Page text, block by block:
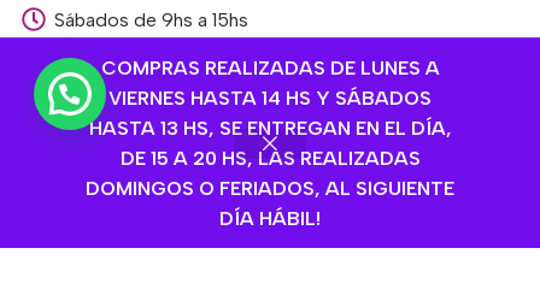
COMPRAS REALIZADAS DE LUNES A
VIERNES HASTA 14 HS Y SÁBADOS
HASTA 13 HS, SE ENTREGAN EN EL DÍA,
DE 15 A 20 HS, LAS REALIZADAS
DOMINGOS O FERIADOS, AL SIGUIENTE
DÍA HÁBIL!
Sábados de 9hs a 15hs
Sucursal Libertador
1168893524
Av. del Libertador 1915, Vte. López, Provincia de
Buenos Aires
Lunes a Viernes de 9hs a 13hs / 16hs a 20hs